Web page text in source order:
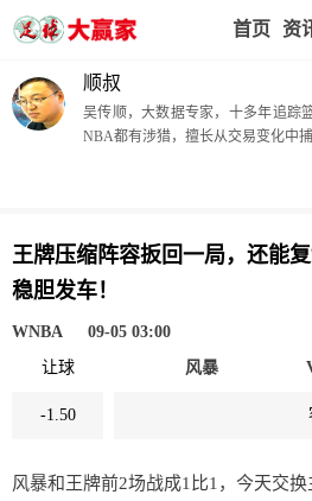
首页
顺叔
吴传顺，大数据专家，十多年追踪
NBA都有涉猎，擅长从交易变化中捕
王牌压缩阵容扳回一局，还能
稳胆发车！
WNBA
09-05 03:00
风暴
让球
-1.50
风暴和王牌前2场战成1比1，今天交